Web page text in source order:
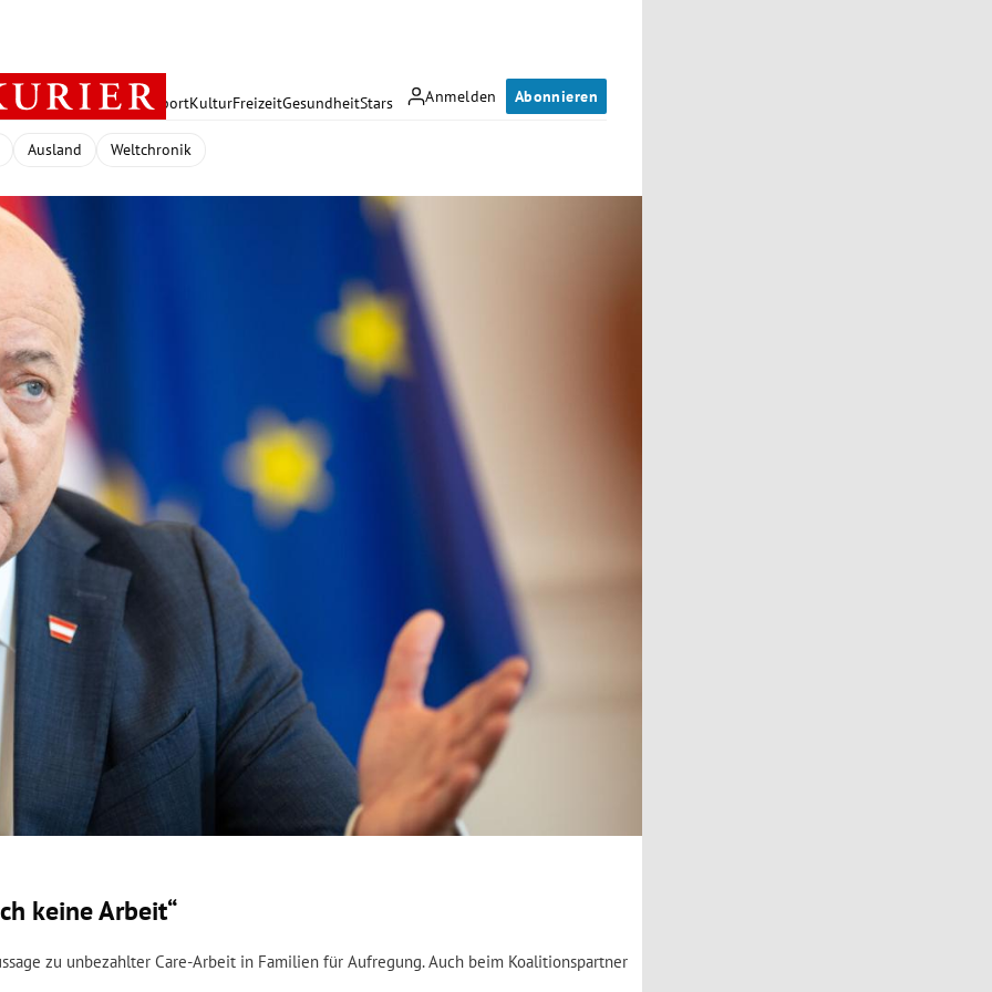
Anmelden Abonnieren
PolitikWirtschaft SportKulturFreizeitGesundheitStars
Ausland Weltchronik
keine Arbeit“
zu unbezahlter Care-Arbeit in Familien für Aufregung. Auch beim Koalitionspartner